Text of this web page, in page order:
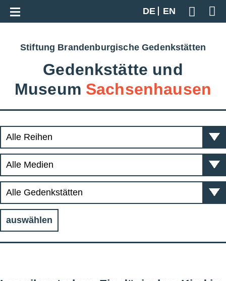
DE
EN
Geben
Zur Gesamtübersicht
Stiftung Brandenburgische Gedenkstätten
Gedenkstätte und
Museum Sachsenhausen
auswählen